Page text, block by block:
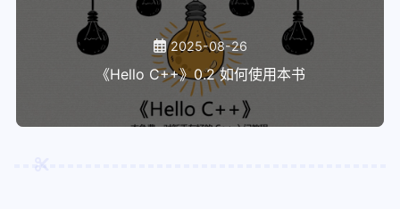
2025-08-26
《Hello C++》0.2 如何使用本书